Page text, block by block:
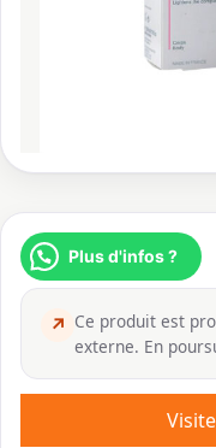
Plus d'infos ?
↗ Ce produit est
externe. En